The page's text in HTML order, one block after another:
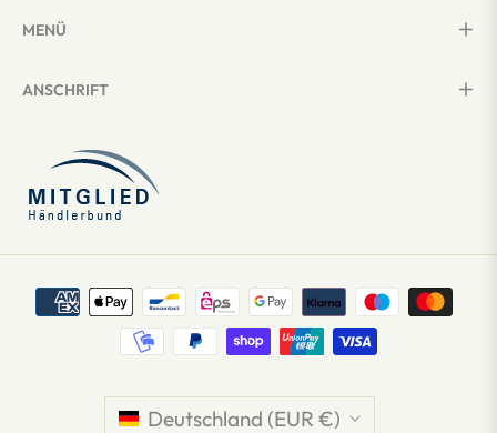
MENÜ
ANSCHRIFT
Deutschland (EUR €)